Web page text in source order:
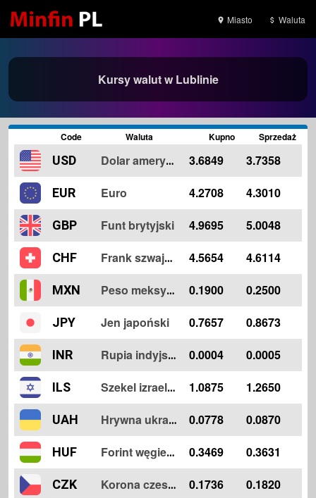
Miasto Waluta
Kursy walut w Lublinie
Code Waluta Kupno Sprzedaż
USD Dolar amerykański 3.6849 3.7358
EUR Euro 4.2708 4.3010
GBP Funt brytyjski 4.9695 5.0048
CHF Frank szwajcarski 4.5654 4.6114
MXN Peso meksykańskie 0.1900 0.2500
JPY Jen japoński 0.7657 0.8673
INR Rupia indyjska 0.0004 0.0005
ILS Szekel izraelski 1.0875 1.2650
UAH Hrywna ukraińska 0.0778 0.0870
HUF Forint węgierski 0.3469 0.3631
CZK Korona czeska 0.1736 0.1820